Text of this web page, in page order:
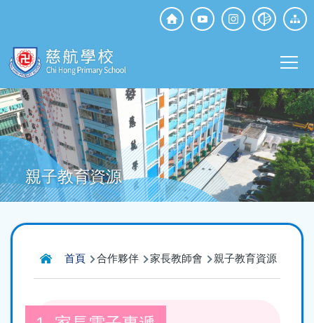
Top
Social
親子教育資源
導
航
首頁 合作夥伴 家長教師會 親子教育資源